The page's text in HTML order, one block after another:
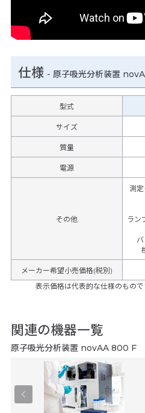
仕様 - 原子吸光分析装置
型式
サイズ
質量
電源
その他
測
ラン
メーカー希望小売価格(税別)
表示価格は代表的な仕様のもの
関連の機器一覧
原子吸光分析装置 novAA 800 F